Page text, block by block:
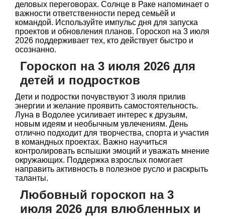
деловых переговорах. Солнце в Раке напоминает о
важности ответственности перед семьёй и
командой. Используйте импульс дня для запуска
проектов и обновления планов. Гороскоп на 3 июля
2026 поддерживает тех, кто действует быстро и
осознанно.
Гороскоп на 3 июля 2026 для
детей и подростков
Дети и подростки почувствуют 3 июля прилив
энергии и желание проявить самостоятельность.
Луна в Водолее усиливает интерес к друзьям,
новым идеям и необычным увлечениям. День
отлично подходит для творчества, спорта и участия
в командных проектах. Важно научиться
контролировать вспышки эмоций и уважать мнение
окружающих. Поддержка взрослых помогает
направить активность в полезное русло и раскрыть
таланты.
Любовный гороскоп на 3
июля 2026 для влюбленных и